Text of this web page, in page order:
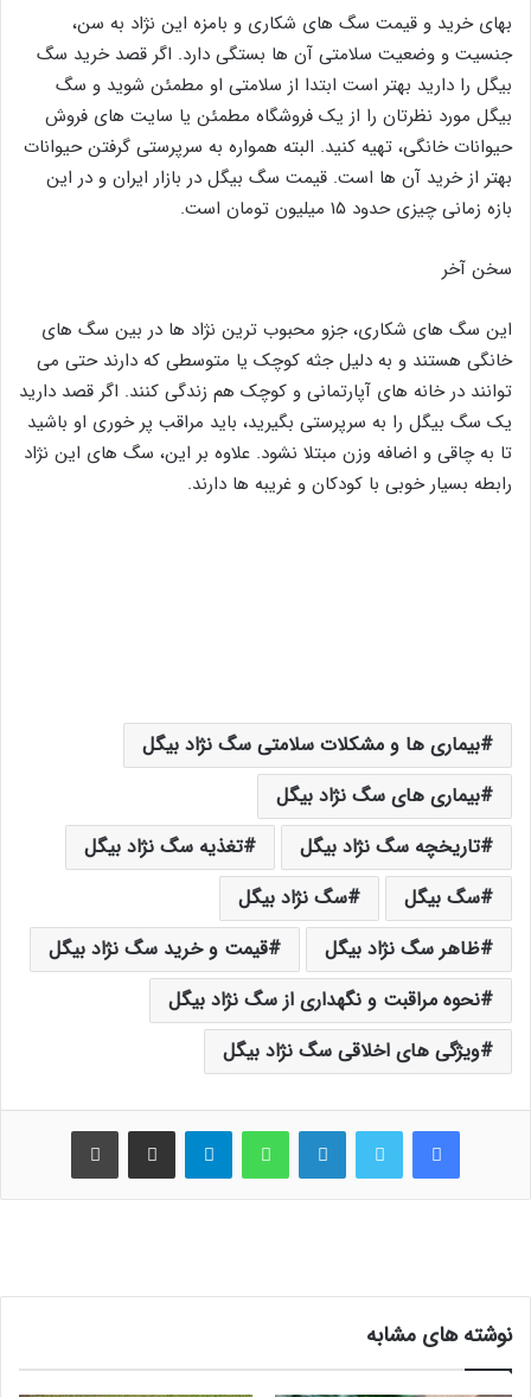
بهای خرید و قیمت سگ های شکاری و بامزه این نژاد به سن،
جنسیت و وضعیت سلامتی آن ها بستگی دارد. اگر قصد خرید سگ
بیگل را دارید بهتر است ابتدا از سلامتی او مطمئن شوید و سگ
بیگل مورد نظرتان را از یک فروشگاه مطمئن یا سایت های فروش
حیوانات خانگی، تهیه کنید. البته همواره به سرپرستی گرفتن حیوانات
بهتر از خرید آن ها است. قیمت سگ بیگل در بازار ایران و در این
بازه زمانی چیزی حدود ۱۵ میلیون تومان است.
سخن آخر
این سگ های شکاری، جزو محبوب ترین نژاد ها در بین سگ های
خانگی هستند و به دلیل جثه کوچک یا متوسطی که دارند حتی می
توانند در خانه های آپارتمانی و کوچک هم زندگی کنند. اگر قصد دارید
یک سگ بیگل را به سرپرستی بگیرید، باید مراقب پر خوری او باشید
تا به چاقی و اضافه وزن مبتلا نشود. علاوه بر این، سگ های این نژاد
رابطه بسیار خوبی با کودکان و غریبه ها دارند.
بیماری ها و مشکلات سلامتی سگ نژاد بیگل
بیماری های سگ نژاد بیگل
تاریخچه سگ نژاد بیگل
تغذیه سگ نژاد بیگل
سگ بیگل
سگ نژاد بیگل
ظاهر سگ نژاد بیگل
قیمت و خرید سگ نژاد بیگل
نحوه مراقبت و نگهداری از سگ نژاد بیگل
ویژگی های اخلاقی سگ نژاد بیگل
فیس بوک لینکدین واتس آپ اشتراک گذاری از طریق ایمیل
نوشته های مشابه